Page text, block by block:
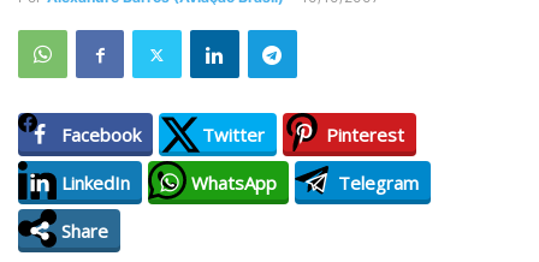
Facebook Twitter
Pinterest
LinkedIn
WhatsApp
Telegram
Share